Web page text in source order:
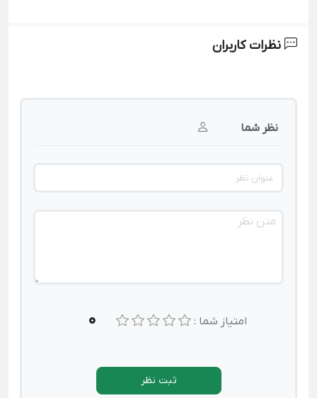
نظرات کاربران
نظر شما
امتیاز شما : 0
ثبت نظر